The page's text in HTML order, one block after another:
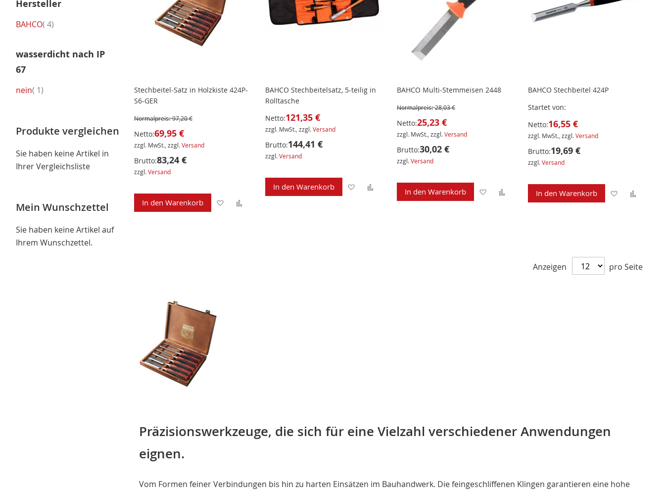
Stechbeitel-Satz in Holzkiste 424P-
S6-GER
Normalpreis: 97,20 €
Netto:69,95 €
zzgl. MwSt., zzgl.Versand
Brutto:83,24 €
zzgl.Versand
In den Warenkorb
Zur
BAHCO Stechbeitelsatz, 5-teilig in
Rolltasche
Netto:121,35 €
zzgl. MwSt., zzgl.Versand
Brutto:144,41 €
zzgl.Versand
In den Warenkorb
Zur
WunschlisteVergleichsliste
BAHCO Multi-Stemmeisen 2448
Normalpreis: 28,03 €
Netto:25,23 €
zzgl. MwSt., zzgl.Versand
Brutto:30,02 €
zzgl.Versand
In den Warenkorb
Zur
BAHCO Stechbeitel 424P
Startet von
Netto:16,55 €
zzgl. MwSt., zzgl.Versand
Brutto:19,69 €
zzgl.Versand
In den Warenkorb
Zur
Anzeigen pro Seite
Präzisionswerkzeuge, die sich für eine Vielzahl verschiedener Anwendungen
eignen.
Vom Formen feiner Verbindungen bis hin zu harten Einsätzen im Bauhandwerk. Die feingeschliffenen Klingen garantieren eine hohe
Hersteller
BAHCO 4Artikel
wasserdicht nach IP
67
nein 1Artikel
Produkte vergleichen
Sie haben keine Artikel in
Ihrer Vergleichsliste
Mein Wunschzettel
Sie haben keine Artikel auf
Ihrem Wunschzettel.